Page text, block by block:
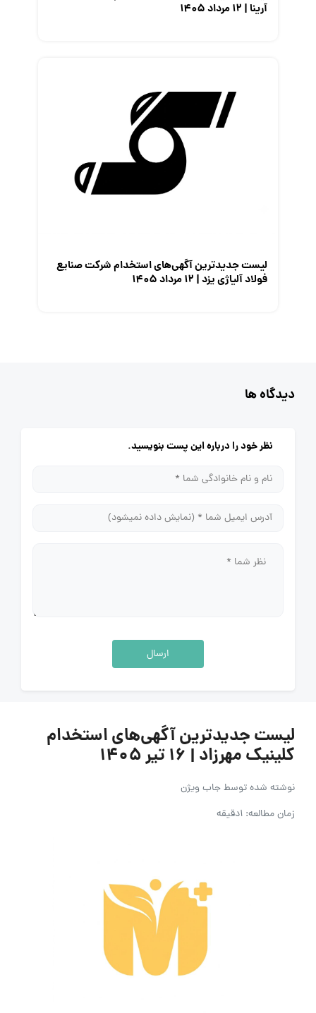
آرینا | ۱۲ مرداد ۱۴۰۵
لیست جدیدترین آگهی‌های استخدام شرکت صنایع
فولاد آلیاژی یزد | ۱۲ مرداد ۱۴۰۵
دیدگاه ها
نظر خود را درباره این پست بنویسید.
ارسال
لیست جدیدترین آگهی‌های استخدام
کلینیک مهرزاد | ۱۶ تیر ۱۴۰۵
نوشته شده توسطجاب ویژن
زمان مطالعه: 1دقیقه